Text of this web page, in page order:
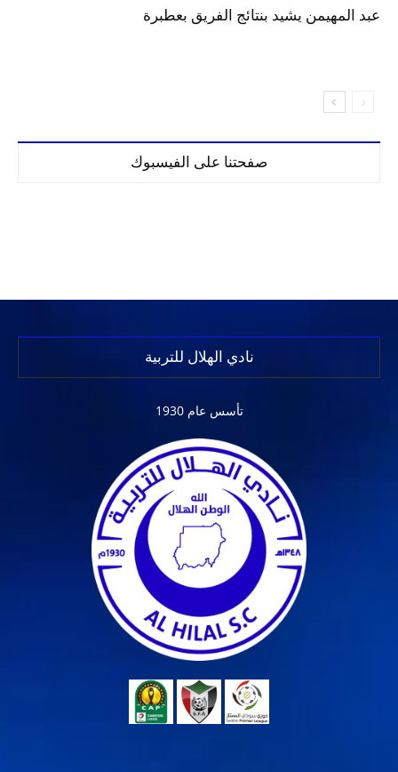
عبد المهيمن يشيد بنتائج الفريق بعطبرة
صفحتنا على الفيسبوك
نادي الهلال للتربية
تأسس عام 1930